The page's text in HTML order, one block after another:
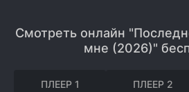
Смотреть онлайн
мне (2026)"
ПЛЕЕР 1 ПЛЕЕР 2